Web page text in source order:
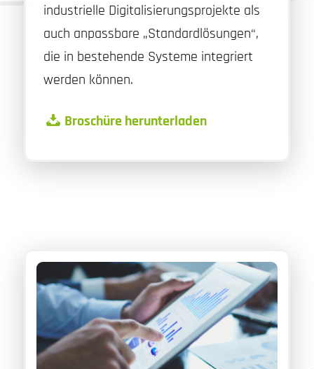
industrielle Digitalisierungsprojekte als
auch anpassbare „Standardlösungen“,
die in bestehende Systeme integriert
werden können.
Broschüre herunterladen